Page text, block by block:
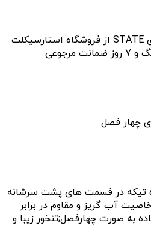
خرید کاپشن های موتورسواری STATE از فروشگاه استارسیکلت
چهار فصل
دارای ضربه گیر 5 تیکه در فسمت های پشت سرشانه
آب گریز و مقاوم در برابر
به صورت چهارفصل;تنخور زیبا و